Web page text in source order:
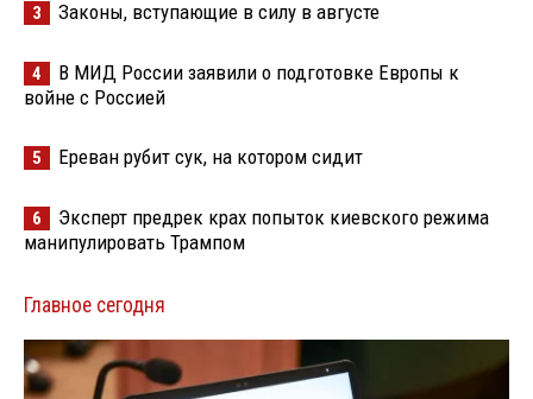
3 Законы, вступающие в силу в августе
4
В МИД России заявили о подготовке Европы к
войне с Россией
5 Ереван рубит сук, на котором сидит
6
Эксперт предрек крах попыток киевского режима
манипулировать Трампом
Главное сегодня